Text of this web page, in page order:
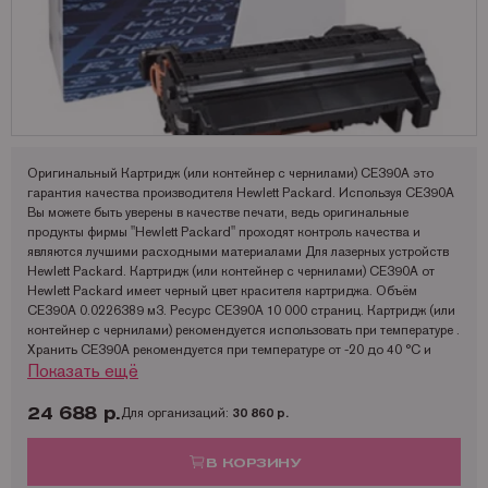
Lexmark
OCE
OKI
Pantum
Ricoh
Samsung
Sharp
Toshiba
Xerox
Аналоги Lexmark
Аналоги Oki
Аналоги Panasonic
Аналоги Pantum
Аналоги Ricoh
Аналоги Samsung
Аналоги Sharp
Аналоги Xerox
Запчасти для OKI
Запчасти для Samsung
Запчасти для Toshiba
Запчасти для Xerox
Фотобумага Kodak для струйных принтеров
Фотобумага Lomond и пленки для струйных принтеров
Пленка для ламинирования Корея
Принтеры Epson
Принтеры Hewllet Packard
Принтеры Lexmark
Принтеры Panasonic
Принтеры Ricoh
Принтеры Samsung
Принтеры Sharp
Принтеры XEROX
Факсы Panasonic
Мониторы
Мониторы HP
Другое
Оригинальный Картридж (или контейнер с чернилами) CE390A это
гарантия качества производителя Hewlett Packard. Используя CE390A
Вы можете быть уверены в качестве печати, ведь оригинальные
продукты фирмы "Hewlett Packard" проходят контроль качества и
являются лучшими расходными материалами Для лазерных устройств
Hewlett Packard. Картридж (или контейнер с чернилами) CE390A от
Hewlett Packard имеет черный цвет красителя картриджа. Объём
CE390A 0.0226389 м3. Ресурс CE390A 10 000 страниц. Картридж (или
контейнер с чернилами) рекомендуется использовать при температуре .
Хранить CE390A рекомендуется при температуре от -20 до 40 °C и
влажности от 10 до 90 %.
Картридж (или контейнер с чернилами) CE390A от Hewlett Packard
совместим с такими моделями устройств как:
LaserJet M4555f MFP HP LaserJet M4555fskm MFP HP LaserJet M4555h
Показать ещё
24 688 р.Для организаций: 30 860 р.
В КОРЗИНУ